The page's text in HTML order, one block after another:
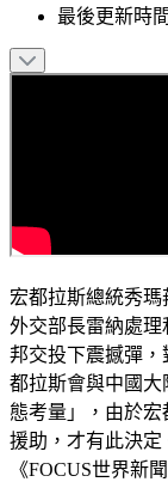
最後更新時
宏都拉斯總統秀
外交部長雷納處
邦交投下震撼彈
都拉斯會與中國
態考量」，由於
援助，才有此決定
《FOCUS世界新